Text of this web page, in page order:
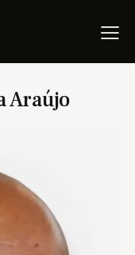
Araújo